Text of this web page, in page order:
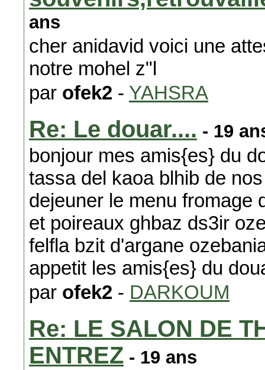
ans
cher anidavid voici une
notre mohel z"l
par ofek2 - YAHSRA
Re: Le douar.... - 19
bonjour mes amis{es} du
tassa del kaoa blhib de
dejeuner le menu fromage
et poireaux ghbaz ds3ir
felfla bzit d'argane
appetit les amis{es} du
par ofek2 - DARKOUM
Re: LE SALON DE
ENTREZ - 19 ans